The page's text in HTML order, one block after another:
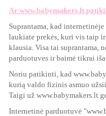
Ar www.babymakers.lt
Suprantama, kad
laukiate prekės, kuri vis taip
klausia. Visa tai suprantama,
parduotuves ir baimė tikrai
Noriu patikinti, kad
kurią valdo fizinis asmuo
Taigi už www.babymakers.lt
Internetinė parduotuvė